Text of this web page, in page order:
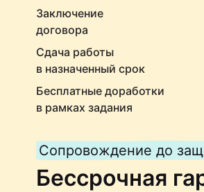
Заключение
договора
Сдача работы
в назначенный срок
Бесплатные доработки
в рамках задания
Сопровождение до
Бессрочная